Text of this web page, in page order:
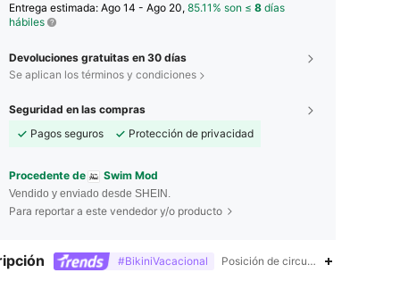
Entrega estimada: Ago 14 - Ago 20, 85.11% son ≤ 8 días
hábiles
Devoluciones gratuitas en 30 días
Se aplican los términos y condiciones
Seguridad en las compras
Pagos seguros
Protección de privacidad
Procedente de Swim Mod
Vendido y enviado desde SHEIN.
Para reportar a este vendedor y/o producto
#BikiniVacacional Posición de circunferencia inferior